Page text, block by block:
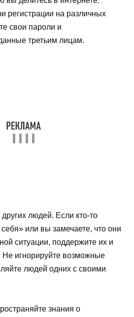
регистрации на различных
свои пароли и
третьим лицам.
людей. Если кто-то
или вы замечаете, что они
ситуации, поддержите их и
игнорируйте возможные
людей одних с своими
знания о